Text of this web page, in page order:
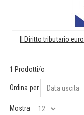
1 Prodotti/o
Ordina per
Mostra